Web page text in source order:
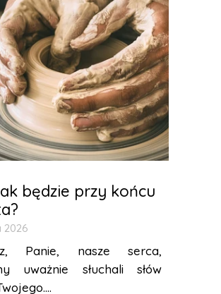
będzie przy końcu
2026
Panie, nasze serca,
uważnie słuchali słów